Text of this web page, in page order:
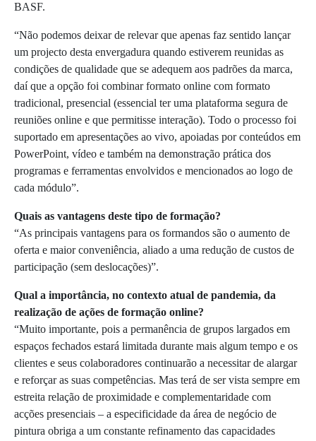
BASF.
“Não podemos deixar de relevar que apenas faz sentido lançar
um projecto desta envergadura quando estiverem reunidas as
condições de qualidade que se adequem aos padrões da marca,
daí que a opção foi combinar formato online com formato
tradicional, presencial (essencial ter uma plataforma segura de
reuniões online e que permitisse interação). Todo o processo foi
suportado em apresentações ao vivo, apoiadas por conteúdos em
PowerPoint, vídeo e também na demonstração prática dos
programas e ferramentas envolvidos e mencionados ao logo de
cada módulo”.
Quais as vantagens deste tipo de formação?
“As principais vantagens para os formandos são o aumento de
oferta e maior conveniência, aliado a uma redução de custos de
participação (sem deslocações)”.
Qual a importância, no contexto atual de pandemia, da
realização de ações de formação online?
“Muito importante, pois a permanência de grupos largados em
espaços fechados estará limitada durante mais algum tempo e os
clientes e seus colaboradores continuarão a necessitar de alargar
e reforçar as suas competências. Mas terá de ser vista sempre em
estreita relação de proximidade e complementaridade com
acções presenciais – a especificidade da área de negócio de
pintura obriga a um constante refinamento das capacidades